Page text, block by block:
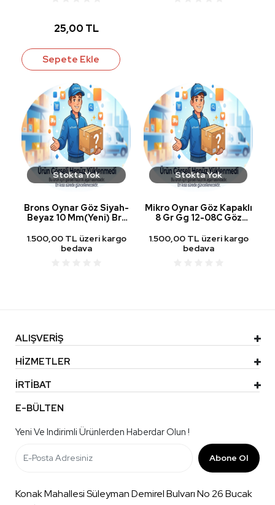
25,00 TL
Sepete Ekle
Stokta Yok
Brons Oynar Göz Siyah-
Beyaz 10 Mm(Yeni) Br-
1.500,00 TL üzeri kargo
bedava
Stokta Yok
Mikro Oynar Göz Kapaklı
8 Gr Gg 12-08C Göz
1.500,00 TL üzeri kargo
bedava
ALIŞVERİŞ
HİZMETLER
İRTİBAT
E-BÜLTEN
Yeni Ve Indirimli Ürünlerden Haberdar Olun !
Abone Ol
Konak Mahallesi Süleyman Demirel Bulvarı No 26 Bucak